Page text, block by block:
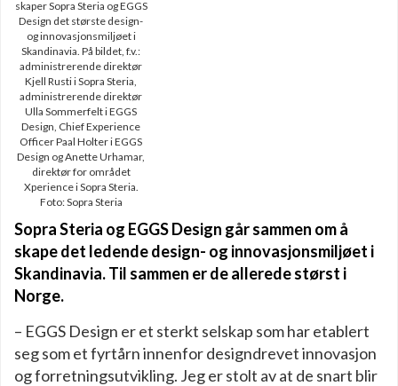
skaper Sopra Steria og EGGS
Design det største design-
og innovasjonsmiljøet i
Skandinavia. På bildet, f.v.:
administrerende direktør
Kjell Rusti i Sopra Steria,
administrerende direktør
Ulla Sommerfelt i EGGS
Design, Chief Experience
Officer Paal Holter i EGGS
Design og Anette Urhamar,
direktør for området
Xperience i Sopra Steria.
Foto: Sopra Steria
Sopra Steria og EGGS Design går sammen om å
skape det ledende design- og innovasjonsmiljøet i
Skandinavia. Til sammen er de allerede størst i
Norge.
– EGGS Design er et sterkt selskap som har etablert
seg som et fyrtårn innenfor designdrevet innovasjon
og forretningsutvikling. Jeg er stolt av at de snart blir